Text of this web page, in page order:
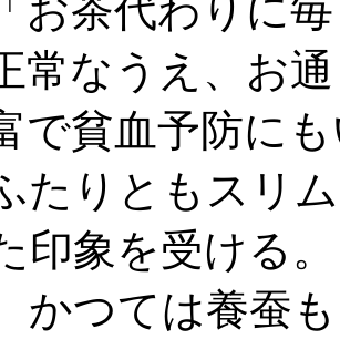
お茶代わりに
常なうえ、お
で貧血予防に
たりともスリ
印象を受ける
かつては養蚕